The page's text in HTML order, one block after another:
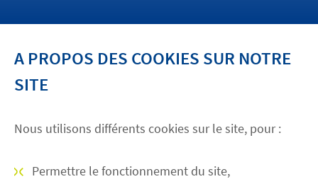
Actualités
Trouvez votre Actemium
Contact
Rechercher :
A PROPOS DES COOKIES SUR NOTRE
SITE
Nous utilisons différents cookies sur le site, pour :
Permettre le fonctionnement du site,